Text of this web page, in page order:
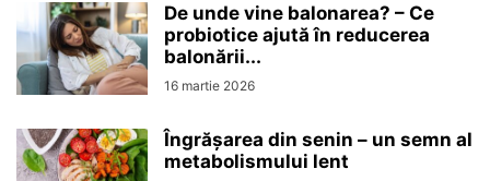
De unde vine balonarea? – Ce
probiotice ajută în reducerea
balonării...
16 martie 2026
Îngrășarea din senin – un semn al
metabolismului lent